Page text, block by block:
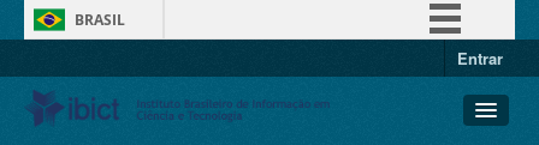
BRASIL
Entrar